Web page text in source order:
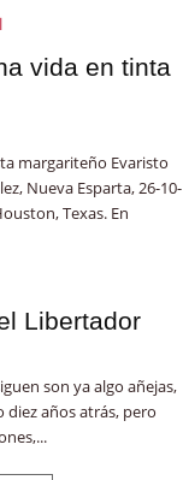
vida en tinta
margariteño Evaristo
Nueva Esparta, 26-10-
Texas. En
Libertador
son ya algo añejas,
años atrás, pero